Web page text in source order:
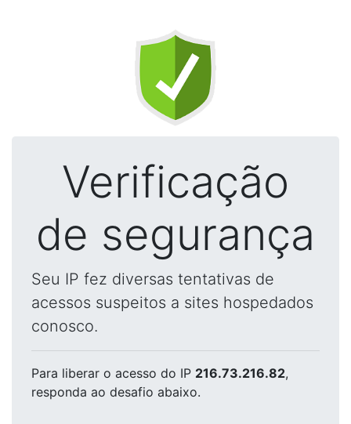
Verificação
de segurança
Seu IP fez diversas tentativas de
acessos suspeitos a sites hospedados
conosco.
Para liberar o acesso do IP 216.73.216.82,
responda ao desafio abaixo.